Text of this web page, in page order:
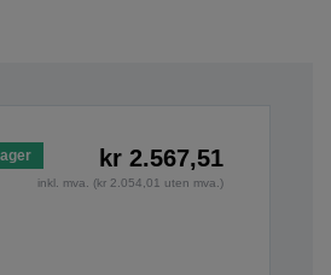
kr 2.567,51
inkl. mva. (kr 2.054,01 uten mva.)